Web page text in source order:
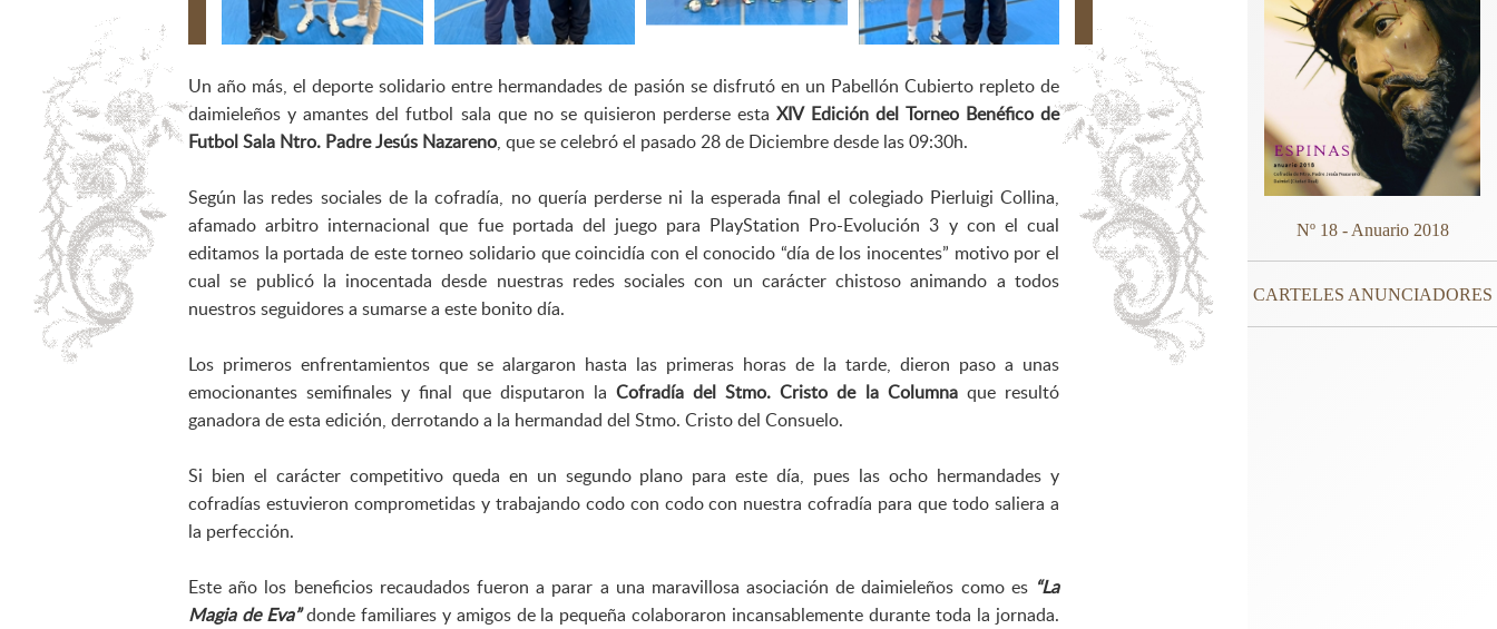
Un año más, el deporte solidario entre hermandades de pasión se disfrutó en un Pabellón Cubierto repleto de
daimieleños y amantes del futbol sala que no se quisieron perderse estaXIV Edición del Torneo Benéfico de
Futbol Sala Ntro. Padre Jesús Nazareno, que se celebró el pasado 28 de Diciembre desde las 09:30h.
Según las redes sociales de la cofradía, no quería perderse ni la esperada final el colegiado Pierluigi Collina,
afamado arbitro internacional que fue portada del juego para PlayStation Pro-Evolución 3 y con el cual
editamos la portada de este torneo solidario que coincidía con el conocido “día de los inocentes” motivo por el
cual se publicó la inocentada desde nuestras redes sociales con un carácter chistoso animando a todos
nuestros seguidores a sumarse a este bonito día.
Los primeros enfrentamientos que se alargaron hasta las primeras horas de la tarde, dieron paso a unas
emocionantes semifinales y final que disputaron la Cofradía del Stmo. Cristo de la Columnaque resultó
ganadora de esta edición, derrotando a la hermandad del Stmo. Cristo del Consuelo.
Si bien el carácter competitivo queda en un segundo plano para este día, pues las ocho hermandades y
cofradías estuvieron comprometidas y trabajando codo con codo con nuestra cofradía para que todo saliera a
la perfección.
Este año los beneficios recaudados fueron a parar a una maravillosa asociación de daimieleños como es“La
Magia de Eva”donde familiares y amigos de la pequeña colaboraron incansablemente durante toda la jornada.
Nº 18 - Anuario 2018
CARTELES ANUNCIADORES